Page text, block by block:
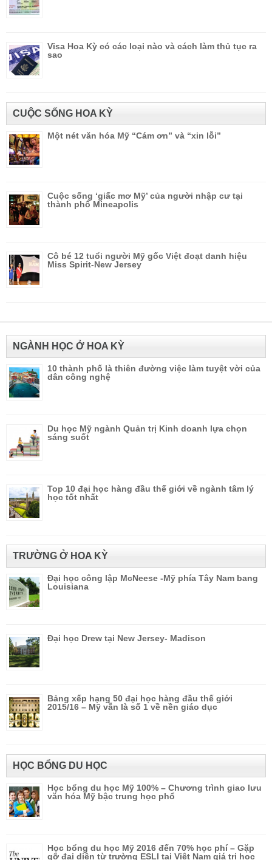
Visa Hoa Kỳ có các loại nào và cách làm thủ tục ra
sao
CUỘC SỐNG HOA KỲ
Một nét văn hóa Mỹ “Cám ơn” và “xin lỗi”
Cuộc sống ‘giấc mơ Mỹ’ của người nhập cư tại
thành phố Mineapolis
Cô bé 12 tuổi người Mỹ gốc Việt đoạt danh hiệu
Miss Spirit-New Jersey
NGÀNH HỌC Ở HOA KỲ
10 thành phố là thiên đường việc làm tuyệt vời của
dân công nghệ
Du học Mỹ ngành Quản trị Kinh doanh lựa chọn
sáng suốt
Top 10 đại học hàng đầu thế giới về ngành tâm lý
học tốt nhất
TRƯỜNG Ở HOA KỲ
Đại học công lập McNeese -Mỹ phía Tây Nam bang
Louisiana
Đại học Drew tại New Jersey- Madison
Bảng xếp hạng 50 đại học hàng đầu thế giới
2015/16 – Mỹ vẫn là số 1 về nền giáo dục
HỌC BỔNG DU HỌC
Học bổng du học Mỹ 100% – Chương trình giao lưu
văn hóa Mỹ bậc trung học phổ
Học bổng du học Mỹ 2016 đến 70% học phí – Gặp
gỡ đại diện từ trường ESLI tại Việt Nam giá trị học